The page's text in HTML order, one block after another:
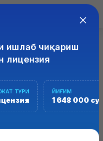
ТИЗИМИ
соҳасида интерактив
ахборот тизимлари
ишлаб чиқариш
лицензия
ТУРИ ЙИҒИМ
1 648 000